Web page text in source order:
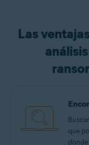
Las
que
donde